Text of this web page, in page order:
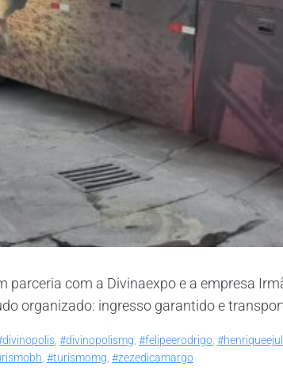
parceria com a Divinaexpo e a empresa
organizado: ingresso garantido e
#divinopolismg #felipeerodrigo
#turismomg #zezedicamargo